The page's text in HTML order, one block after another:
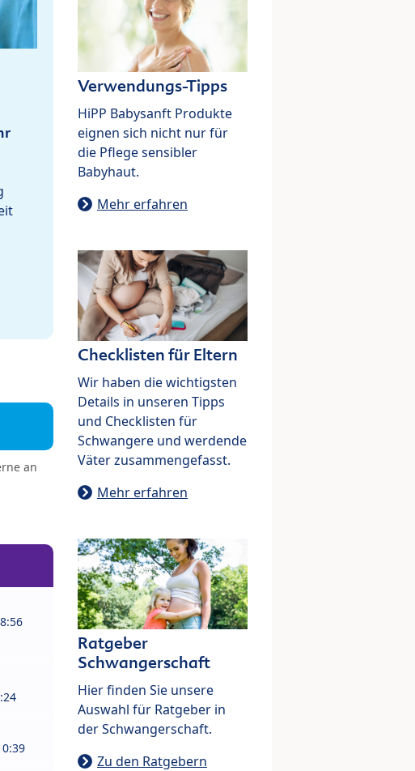
an
Verwendungs-Tipps
HiPP Babysanft Produkte
eignen sich nicht nur für
die Pflege sensibler
Babyhaut.
Mehr erfahren
Checklisten für Eltern
Wir haben die wichtigsten
Details in unseren Tipps
und Checklisten für
Schwangere und werdende
Väter zusammengefasst.
Mehr erfahren
Ratgeber
Schwangerschaft
Hier finden Sie unsere
Auswahl für Ratgeber in
der Schwangerschaft.
Zu den Ratgebern